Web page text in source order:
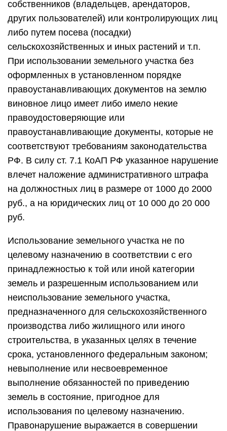
влечет наложение административного штрафа
на должностных лиц в размере от 1000 до 2000
руб., а на юридических лиц от 10 000 до 20 000
руб.
Использование земельного участка не по
целевому назначению в соответствии с его
принадлежностью к той или иной категории
земель и разрешенным использованием или
неиспользование земельного участка,
предназначенного для сельскохозяйственного
производства либо жилищного или иного
строительства, в указанных целях в течение
срока, установленного федеральным законом;
невыполнение или несвоевременное
выполнение обязанностей по приведению
земель в состояние, пригодное для
использования по целевому назначению.
Правонарушение выражается в совершении
действий по использованию земельных участков
не в соответствии с их целевым назначением
или разрешенным использованием либо
бездействии – неиспользовании земельного
участка в течение определенного законом срока.
Несоблюдение экологических и санитарно-
эпидемиологических требований при сборе,
накоплении, использовании, обезвреживании,
транспортировании, размещении и пр. отходов
производства и потребления или иных опасных